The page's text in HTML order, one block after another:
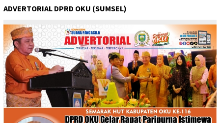
ADVERTORIAL DPRD OKU (SUMSEL)